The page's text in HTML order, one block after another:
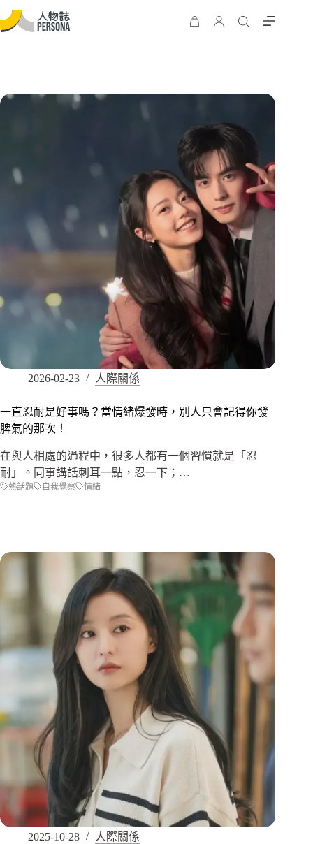
2026-02-23 人際關係
一直忍耐是好事嗎？當情緒爆發時，別人只會記得你發
脾氣的那次！
在與人相處的過程中，很多人都有一個習慣就是「忍
耐」。同事講話刺耳一點，忍一下；…
熱話題 自我覺察 情緒
2025-10-28 人際關係